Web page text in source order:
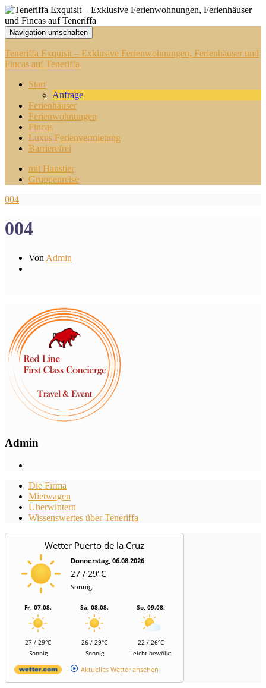
Navigation umschalten
Teneriffa Exquisit – Exklusive Ferienwohnungen, Ferienhäuser und
Fincas auf Teneriffa
Start
Anfrage
Ferienhäuser
Ferienwohnungen
Fincas
Luxus Ferienvermietung
Barrierefrei
mit Haustier
Gruppenreise
004
004
Von Admin
Admin
Die Firma
Mietwagen
Überwintern
Wissenswertes über Teneriffa
Wetter Puerto de la Cruz
Donnerstag, 06.08.2026
27 / 29°C
Sonnig
Fr, 07.08.
27 / 29°C
Sonnig
Sa, 08.08.
26 / 29°C
Sonnig
So, 09.08.
22 / 26°C
Leicht bewölkt
Aktuelles Wetter ansehen